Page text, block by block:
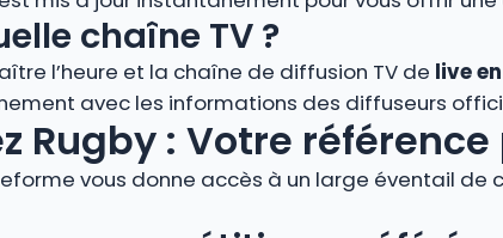
chaîne TV ?
l’heure et la chaîne de diffusion TV de live
avec les informations des diffuseurs
Rugby : Votre
vous donne accès à un large éventail de